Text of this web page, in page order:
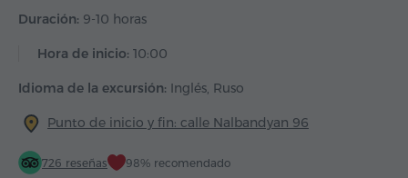
Duración: 9-10 horas
Hora de inicio: 10:00
Idioma de la excursión: Inglés, Ruso
Punto de inicio y fin: calle Nalbandyan 96
726 reseñas 98% recomendado